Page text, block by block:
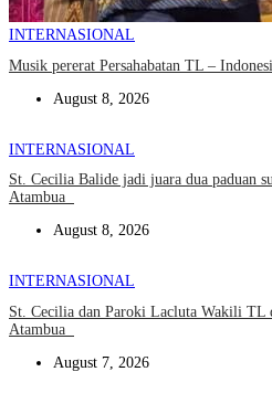
INTERNASIONAL
Musik pererat Persahabatan TL –
August 8, 2026
INTERNASIONAL
St. Cecilia Balide jadi juara dua paduan
Atambua
August 8, 2026
INTERNASIONAL
St. Cecilia dan Paroki Lacluta Wakili TL
Atambua
August 7, 2026